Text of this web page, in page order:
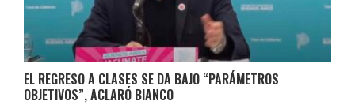
EL REGRESO A CLASES SE DA BAJO “PARÁMETROS
OBJETIVOS”, ACLARÓ BIANCO